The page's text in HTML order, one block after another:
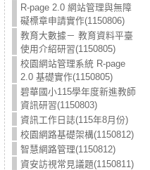
R-page 2.0 網站管理與無障
礙標章申請實作(1150806)
教育大數據－ 教育資料平臺
使用介紹研習(1150805)
校園網站管理系統 R-page
2.0 基礎實作(1150805)
碧華國小115學年度新進教師
資訊研習(1150803)
資訊工作日誌(115年8月份)
校園網路基礎架構(1150812)
智慧網路管理(1150812)
資安訪視常見議題(1150811)